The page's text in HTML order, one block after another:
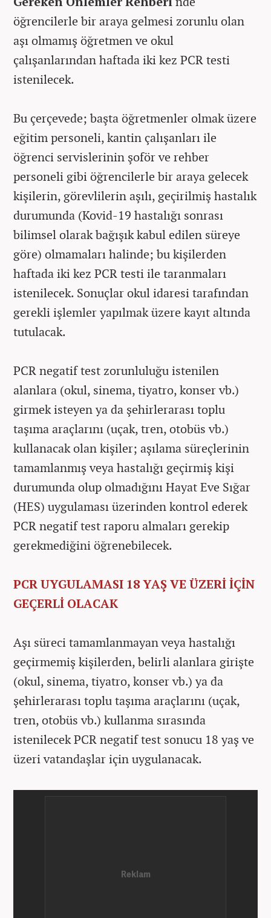
öğrencilerle bir araya gelmesi zorunlu olan
aşı olmamış öğretmen ve okul
çalışanlarından haftada iki kez PCR testi
istenilecek.
Bu çerçevede; başta öğretmenler olmak üzere
eğitim personeli, kantin çalışanları ile
öğrenci servislerinin şoför ve rehber
personeli gibi öğrencilerle bir araya gelecek
kişilerin, görevlilerin aşılı, geçirilmiş hastalık
durumunda (Kovid-19 hastalığı sonrası
bilimsel olarak bağışık kabul edilen süreye
göre) olmamaları halinde; bu kişilerden
haftada iki kez PCR testi ile taranmaları
istenilecek. Sonuçlar okul idaresi tarafından
gerekli işlemler yapılmak üzere kayıt altında
tutulacak.
PCR negatif test zorunluluğu istenilen
alanlara (okul, sinema, tiyatro, konser vb.)
girmek isteyen ya da şehirlerarası toplu
taşıma araçlarını (uçak, tren, otobüs vb.)
kullanacak olan kişiler; aşılama süreçlerinin
tamamlanmış veya hastalığı geçirmiş kişi
durumunda olup olmadığını Hayat Eve Sığar
(HES) uygulaması üzerinden kontrol ederek
PCR negatif test raporu almaları gerekip
gerekmediğini öğrenebilecek.
PCR UYGULAMASI 18 YAŞ VE ÜZERİ İÇİN
GEÇERLİ OLACAK
Aşı süreci tamamlanmayan veya hastalığı
geçirmemiş kişilerden, belirli alanlara girişte
(okul, sinema, tiyatro, konser vb.) ya da
şehirlerarası toplu taşıma araçlarını (uçak,
tren, otobüs vb.) kullanma sırasında
istenilecek PCR negatif test sonucu 18 yaş ve
üzeri vatandaşlar için uygulanacak.